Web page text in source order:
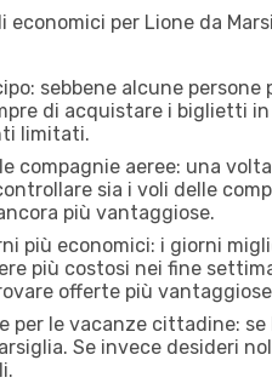
economici per Lione da
sebbene alcune
di acquistare i biglietti
limitati.
compagnie aeree: una
sia i voli delle
più vantaggiose.
più economici: i giorni
più costosi nei fine
offerte più
per le vacanze cittadine:
Se invece desideri